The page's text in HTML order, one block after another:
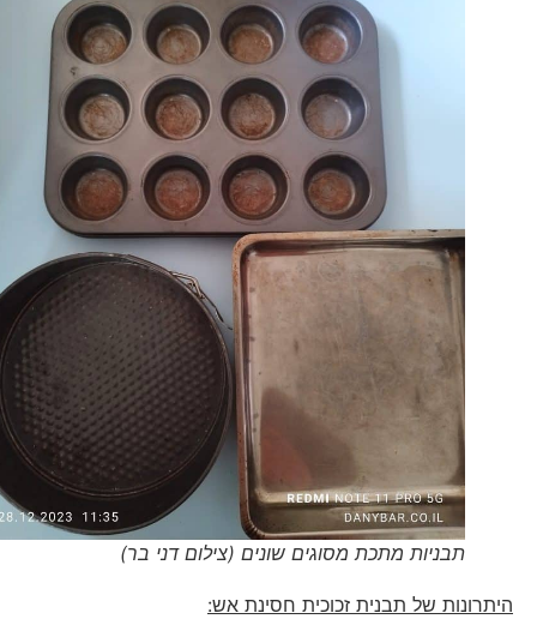
תבניות מתכת מסוגים שונים (צילום דני בר)
היתרונות של תבנית זכוכית חסינת אש: